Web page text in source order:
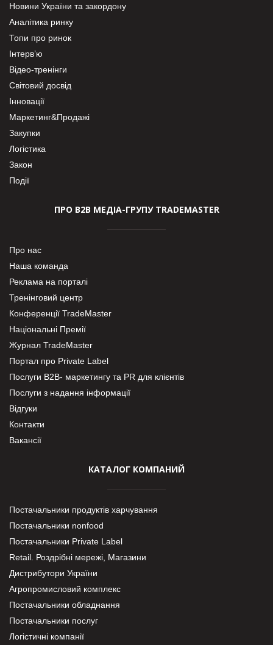
Новини України та закордону
Аналітика ринку
Топи про ринок
Інтерв’ю
Відео-тренінги
Світовий досвід
Інновації
Маркетинг&Продажі
Закупки
Логістика
Закон
Події
ПРО В2В МЕДІА-ГРУПУ TRADEMASTER
Про нас
Наша команда
Реклама на порталі
Тренінговий центр
Конференції TradeMaster
Національні Премії
Журнал TradeMaster
Портал про Private Label
Послуги В2В- маркетингу та PR для клієнтів
Послуги з надання інформації
Відгуки
Контакти
Вакансії
КАТАЛОГ КОМПАНИЙ
Постачальники продуктів харчування
Постачальники nonfood
Постачальники Private Label
Retail. Роздрібні мережі, Магазини
Дистрибутори України
Агропромисловий комплекс
Постачальники обладнання
Постачальники послуг
Логістичні компанії